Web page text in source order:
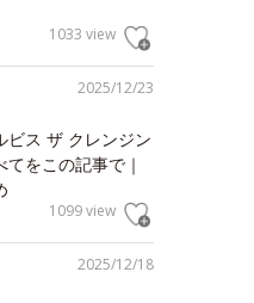
1033 view
2025/12/23
ビス ザ クレンジン
をこの記事で｜
1099 view
2025/12/18